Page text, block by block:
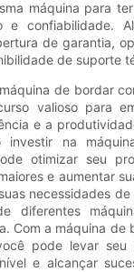
máquina para
e confiabilidade.
de garantia,
de suporte
de bordar
valioso para
e a
investir na
otimizar seu
e aumentar
necessidades
diferentes
Com a máquina de
pode levar seu
e alcançar